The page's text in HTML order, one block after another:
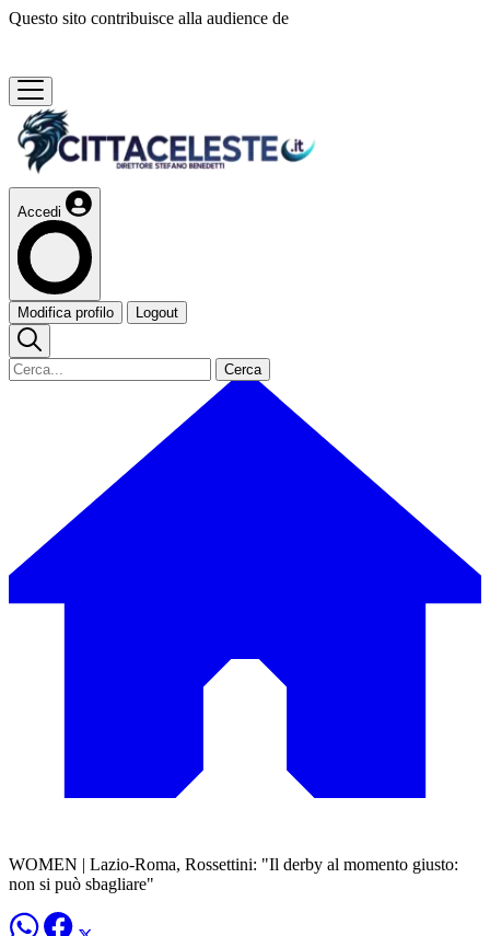
Questo sito contribuisce alla audience de
Accedi
Modifica profilo Logout
Cerca
WOMEN | Lazio-Roma, Rossettini: "Il derby al momento giusto:
non si può sbagliare"